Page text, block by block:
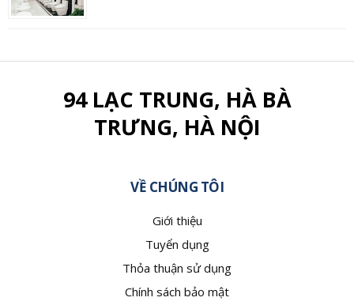
94 LẠC TRUNG, HÀ BÀ
TRƯNG, HÀ NỘI
VỀ CHÚNG TÔI
Giới thiệu
Tuyển dụng
Thỏa thuận sử dụng
Chính sách bảo mật